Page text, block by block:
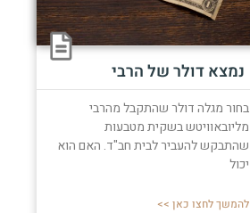
נמצא דולר של הרבי
בחור מגלה דולר שהתקבל מהרבי
מליובאוויטש בשקית מטבעות
שהתבקש להעביר לבית חב"ד. האם הוא
יכול
להמשך לחצו כאן >>